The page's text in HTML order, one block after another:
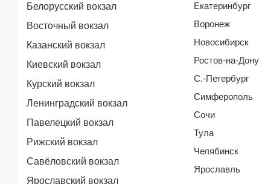
Белорусский вокзал
Восточный вокзал
Казанский вокзал
Киевский вокзал
Курский вокзал
Ленинградский вокзал
Павелецкий вокзал
Рижский вокзал
Савёловский вокзал
Ярославский вокзал
Екатеринбург
Воронеж
Новосибирск
Ростов-на-Дону
С.-Петербург
Симферополь
Сочи
Тула
Челябинск
Ярославль